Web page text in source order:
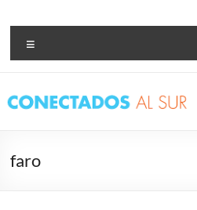
contenido
Bienvenidxs!
faro